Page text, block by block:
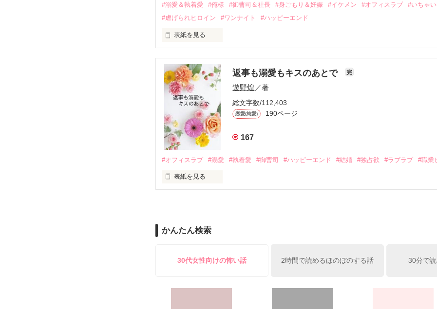
そして、ひょんなことから
酔った勢いで一夜を共にしてしまった。
さらに、美桜が初めてだと知った哲平は
甘やかしてくる。
そんなある日、哲平は美桜がストーカー被害に
遭っていることを知る。
美桜を守るため、哲平は同居を提案してきて――。
夏木美桜(なつきみお)
✕
鳴海哲平 (なるみてっぺい)
止まっていたはずの二人の時間が、再び動き出す。
#溺愛＆執着愛 #俺様 #御曹司＆社長 #身ごもり＆妊娠 #イケメン #オフィスラブ
#いちゃ
#虐げられヒロイン
#ワンナイト #ハッピーエンド
表紙を見る
帰国後、美桜は新しい職場でワンナイトした美青年と再会。なんと彼の正体は、とあ
も関わらず、一族を離れて起業した新進気鋭の実業家、社内でも冷徹だと評判な社長
人だったのだ――！
なぜか恭司から飼い猫の世話係を命じられた美桜は、猫の世話を口実にしばしば呼び
返事も溺愛もキスのあとで 完
遊野煌 ／著
総文字数/112,403
恋愛(純愛) 190ページ
167
#オフィスラブ #溺愛 #執着愛 #御曹司 #ハッピーエンド #結婚 #独占欲 #ラブラブ #職業
表紙を見る
雪瀬鷹哉（29）が『──俺と結婚してくれないか』といきなりプロポーズをしてきた上
鷹哉『宜しくな、俺の雛子』🦅
シゴデキで冷徹な上司が見せる素顔は、なぜか想像以上に甘くて……🐥💓🦅
かんたん検索
30代女性向けの怖い話 2時間で読めるほのぼのする話 30分で